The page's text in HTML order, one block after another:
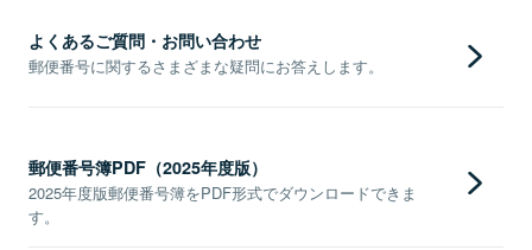
よくあるご質問・お問い合わせ
郵便番号に関するさまざまな疑問にお答えします。
郵便番号簿PDF（2025年度版）
2025年度版郵便番号簿をPDF形式でダウンロードできま
す。